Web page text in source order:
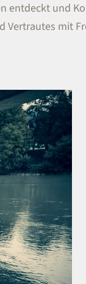
entdeckt und
mit